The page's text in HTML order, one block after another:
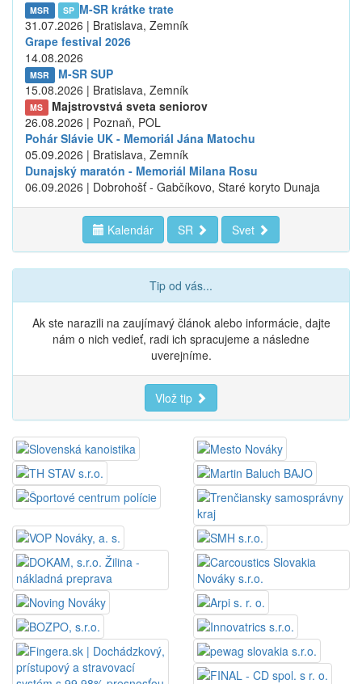
MSR SP M-SR krátke trate
31.07.2026 | Bratislava, Zemník
Grape festival 2026
14.08.2026
MSR
M-SR SUP
15.08.2026 | Bratislava, Zemník
MS
Majstrovstvá sveta seniorov
26.08.2026 | Poznaň, POL
Pohár Slávie UK - Memoriál Jána Matochu
05.09.2026 | Bratislava, Zemník
Dunajský maratón - Memoriál Milana Rosu
06.09.2026 | Dobrohošť - Gabčíkovo, Staré koryto Dunaja
Kalendár SR Svet
Tip od vás...
Ak ste narazili na zaujímavý článok alebo informácie, dajte
nám o nich vedieť, radi ich spracujeme a následne
uverejníme.
Vlož tip